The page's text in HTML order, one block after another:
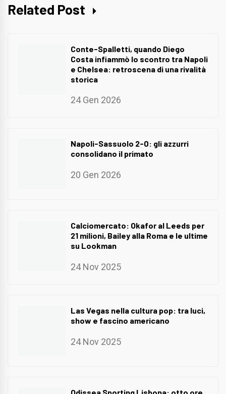
Related Post
Conte-Spalletti, quando Diego
Costa infiammò lo scontro tra Napoli
e Chelsea: retroscena di una rivalità
storica
24 Gen 2026
Napoli-Sassuolo 2-0: gli azzurri
consolidano il primato
20 Gen 2026
Calciomercato: Okafor al Leeds per
21 milioni, Bailey alla Roma e le ultime
su Lookman
24 Nov 2025
Las Vegas nella cultura pop: tra luci,
show e fascino americano
24 Nov 2025